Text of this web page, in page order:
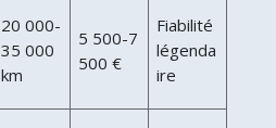
20 000-
35 000
km
5 500-7
500 €
Fiabilité
légenda
ire